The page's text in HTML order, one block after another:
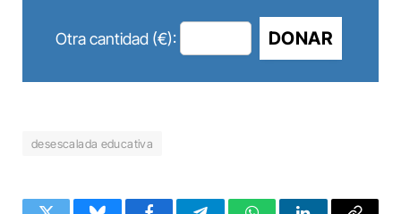
Otra cantidad (€): DONAR
desescalada educativa